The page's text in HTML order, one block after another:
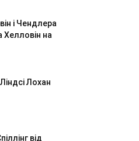
і Чендлера
Хелловін на
Лохан
від